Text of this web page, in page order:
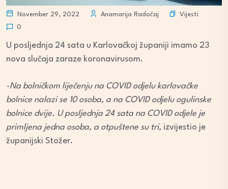
November 29, 2022 Anamarija Radočaj
Vijesti
0
U posljednja 24 sata u Karlovačkoj županiji imamo 23
nova slučaja zaraze koronavirusom.
-Na bolničkom liječenju na COVID odjelu karlovačke
bolnice nalazi se 10 osoba, a na COVID odjelu ogulinske
bolnice dvije. U posljednja 24 sata na COVID odjele je
primljena jedna osoba, a otpuštene su tri, izvijestio je
županijski Stožer.